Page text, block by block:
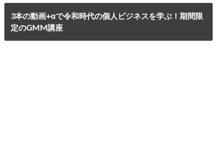
3本の動画+αで令和時代の個人ビジネスを学ぶ！期間限
定のGMM講座